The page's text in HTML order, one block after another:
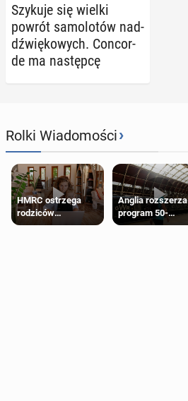
Szykuje się wielki
powrót sa­mo­lo­tów nad­
dźwię­ko­wych. Con­cor­
de ma na­stęp­cę
Rolki Wiadomości›
HMRC ostrzega
rodziców
pobierających Child
Anglia rozszerza
program 50-
procentowych